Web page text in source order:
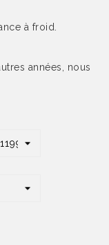
à froid.
années, nous